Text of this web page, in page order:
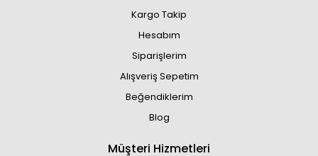
Kargo Takip
Hesabım
Siparişlerim
Alışveriş Sepetim
Beğendiklerim
Blog
Müşteri Hizmetleri